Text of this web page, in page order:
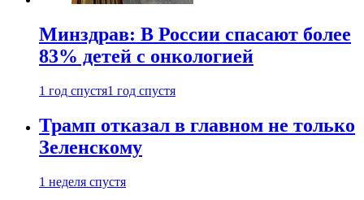
Минздрав: В России спасают более
83% детей с онкологией
1 год спустя1 год спустя
Трамп отказал в главном не только
Зеленскому
1 неделя спустя